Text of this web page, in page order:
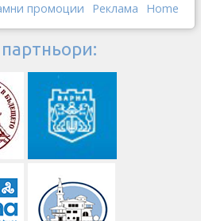
промоции Реклама Home